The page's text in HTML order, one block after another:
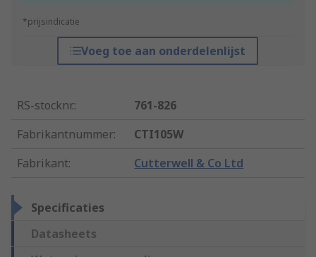
*prijsindicatie
Voeg toe aan onderdelenlijst
RS-stocknr.:
761-826
Fabrikantnummer:
CTI105W
Fabrikant: Cutterwell & Co Ltd
Specificaties
Datasheets